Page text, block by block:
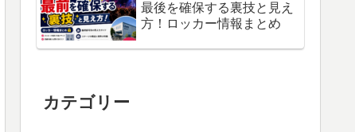
最後を確保する裏技と見え
方！ロッカー情報まとめ
カテゴリー